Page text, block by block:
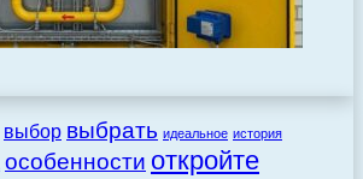
выбор выбрать идеальное история
особенности откройте